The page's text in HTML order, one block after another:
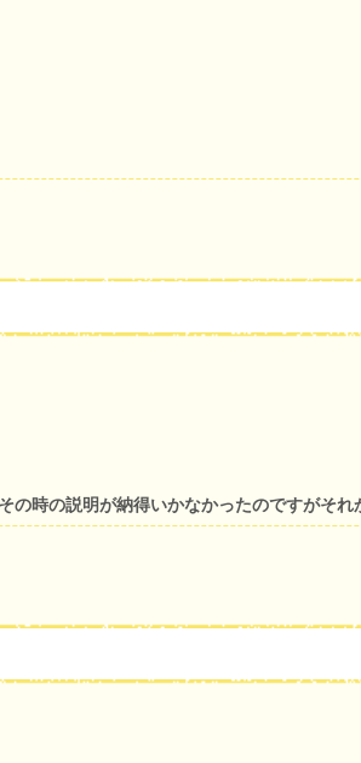
時の説明が納得いかなかったのですがそれ